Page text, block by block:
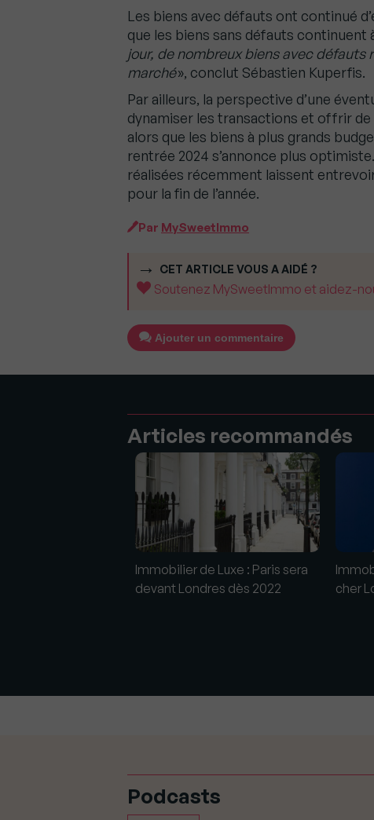
Les biens avec défauts ont continué
que les biens sans défauts continuent
jour, de nombreux biens avec
marché», conclut Sébastien Kuperfis.
Par ailleurs, la perspective d’une
dynamiser les transactions et offrir
alors que les biens à plus grands
rentrée 2024 s’annonce plus
réalisées récemment laissent
pour la fin de l’année.
Par MySweetImmo
CET ARTICLE VOUS A AIDÉ ?
Soutenez MySweetImmo et aidez-
Ajouter un commentaire
Articles recommandés
Immobilier de Luxe : Paris sera
devant Londres dès 2022
cher
Podcasts